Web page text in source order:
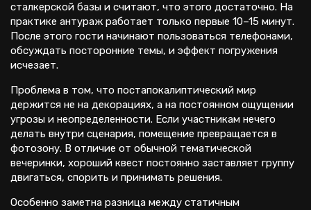
сталкерской базы и считают, что этого достаточно. На
практике антураж работает только первые 10–15 минут.
После этого гости начинают пользоваться телефонами,
обсуждать посторонние темы, и эффект погружения
исчезает.
Проблема в том, что постапокалиптический мир
держится не на декорациях, а на постоянном ощущении
угрозы и неопределенности. Если участникам нечего
делать внутри сценария, помещение превращается в
фотозону. В отличие от обычной тематической
вечеринки, хороший квест постоянно заставляет группу
двигаться, спорить и принимать решения.
Особенно заметна разница между статичным